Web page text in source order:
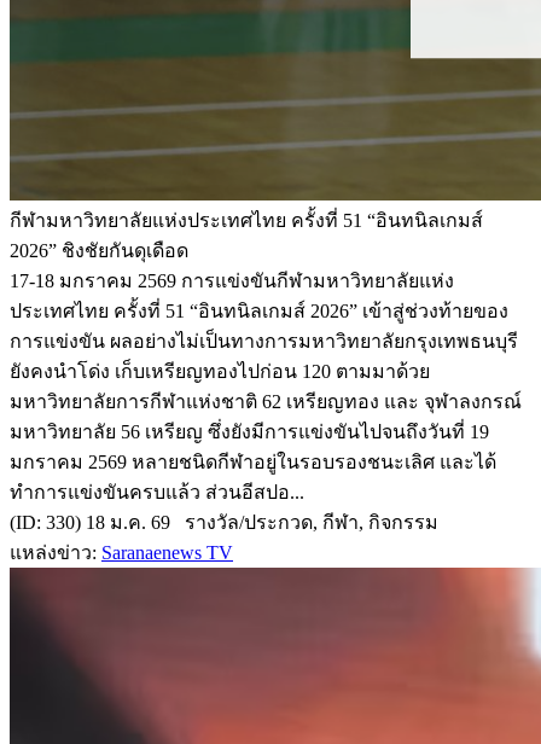
กีฬามหาวิทยาลัยแห่งประเทศไทย ครั้งที่ 51 “อินทนิลเกมส์
2026” ชิงชัยกันดุเดือด
17-18 มกราคม 2569 การแข่งขันกีฬามหาวิทยาลัยแห่ง
ประเทศไทย ครั้งที่ 51 “อินทนิลเกมส์ 2026” เข้าสู่ช่วงท้ายของ
การแข่งขัน ผลอย่างไม่เป็นทางการมหาวิทยาลัยกรุงเทพธนบุรี
ยังคงนำโด่ง เก็บเหรียญทองไปก่อน 120 ตามมาด้วย
มหาวิทยาลัยการกีฬาแห่งชาติ 62 เหรียญทอง และ จุฬาลงกรณ์
มหาวิทยาลัย 56 เหรียญ ซึ่งยังมีการแข่งขันไปจนถึงวันที่ 19
มกราคม 2569 หลายชนิดกีฬาอยู่ในรอบรองชนะเลิศ และได้
ทำการแข่งขันครบแล้ว ส่วนอีสปอ...
(ID: 330) 18 ม.ค. 69 รางวัล/ประกวด, กีฬา, กิจกรรม
แหล่งข่าว: Saranaenews TV